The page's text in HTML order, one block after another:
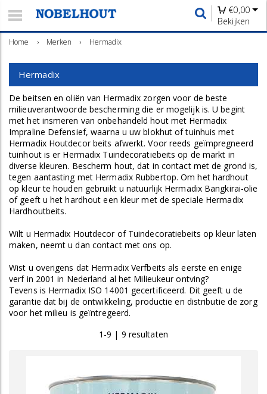
€0,00
Bekijken
Home › Merken › Hermadix
Hermadix
De beitsen en oliën van Hermadix zorgen voor de beste
milieuverantwoorde bescherming die er mogelijk is. U begint
met het insmeren van onbehandeld hout met Hermadix
Impraline Defensief, waarna u uw blokhut of tuinhuis met
Hermadix Houtdecor beits afwerkt. Voor reeds geïmpregneerd
tuinhout is er Hermadix Tuindecoratiebeits op de markt in
diverse kleuren. Bescherm hout, dat in contact met de grond is,
tegen aantasting met Hermadix Rubbertop. Om het hardhout
op kleur te houden gebruikt u natuurlijk Hermadix Bangkirai-olie
of geeft u het hardhout een kleur met de speciale Hermadix
Hardhoutbeits.
Wilt u Hermadix Houtdecor of Tuindecoratiebeits op kleur laten
maken, neemt u dan contact met ons op.
Wist u overigens dat Hermadix Verfbeits als eerste en enige
verf in 2001 in Nederland al het Milieukeur ontving?
Tevens is Hermadix ISO 14001 gecertificeerd. Dit geeft u de
garantie dat bij de ontwikkeling, productie en distributie de zorg
voor het milieu is geïntregeerd.
1-9 | 9 resultaten